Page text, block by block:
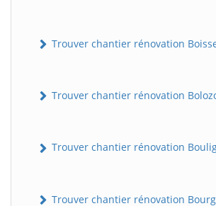
Trouver chantier rénovation
Trouver chantier rénovation
Trouver chantier rénovation
Trouver chantier rénovation